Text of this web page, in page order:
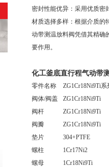
密封性能优异：采用优质密
材质选择多样：根据介质的
动带测温放料阀凭借其精确
要作用。
化工釜底直行程气动带
零件名称
ZG1Cr18Ni9Ti系
阀体/阀盖
ZG1Cr18Ni9Ti
阀杆
ZG1Cr18Ni9Ti
阀瓣
ZG1Cr18Ni9Ti
垫片
304+PTFE
螺柱
1Cr17Ni2
螺母
1Cr18Ni9Ti